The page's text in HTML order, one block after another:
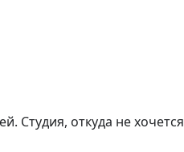
Студия, откуда не хочется